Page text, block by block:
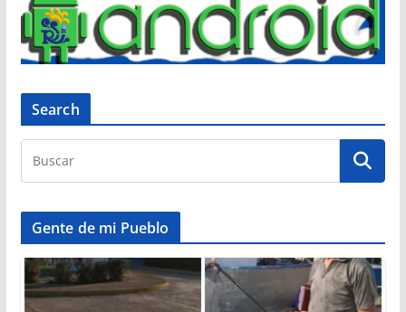
Search
Gente de mi Pueblo